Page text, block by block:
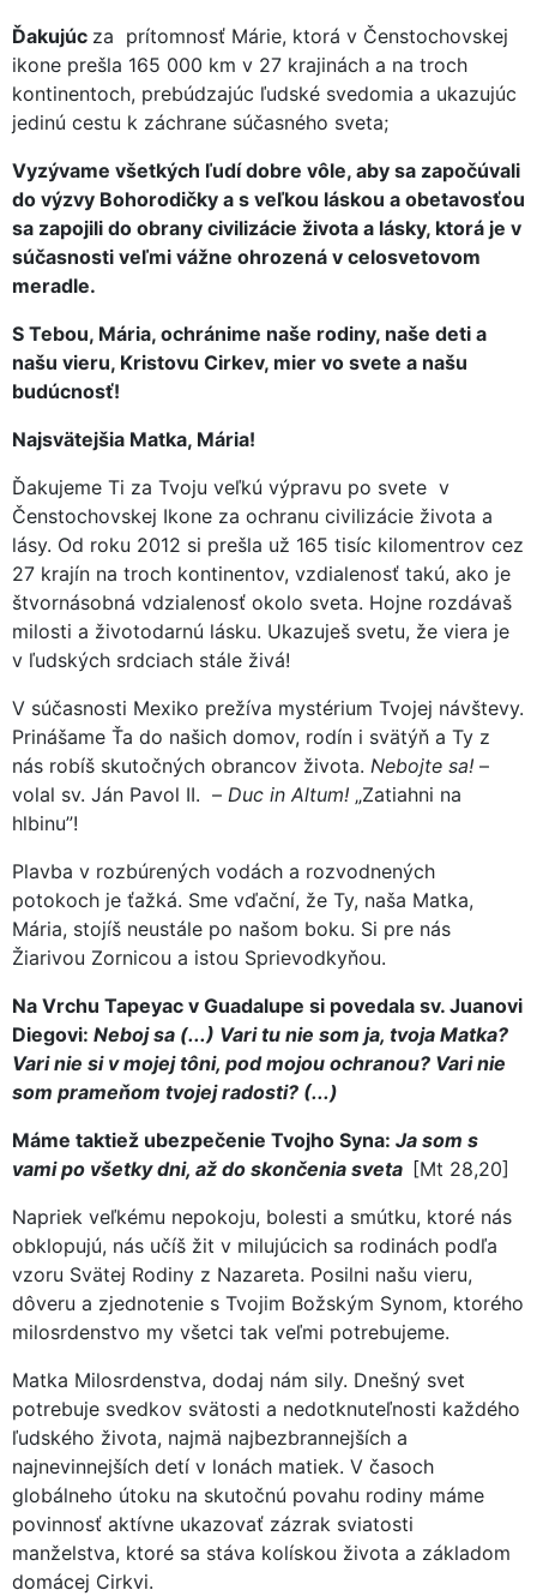
Ďakujúc za prítomnosť Márie, ktorá v Čenstochovskej
ikone prešla 165 000 km v 27 krajinách a na troch
kontinentoch, prebúdzajúc ľudské svedomia a ukazujúc
jedinú cestu k záchrane súčasného sveta;
Vyzývame všetkých ľudí dobre vôle, aby sa započúvali
do výzvy Bohorodičky a s veľkou láskou a obetavosťou
sa zapojili do obrany civilizácie života a lásky, ktorá je v
súčasnosti veľmi vážne ohrozená v celosvetovom
meradle.
S Tebou, Mária, ochránime naše rodiny, naše deti a
našu vieru, Kristovu Cirkev, mier vo svete a našu
budúcnosť!
Najsvätejšia Matka, Mária!
Ďakujeme Ti za Tvoju veľkú výpravu po svete v
Čenstochovskej Ikone za ochranu civilizácie života a
lásy. Od roku 2012 si prešla už 165 tisíc kilomentrov cez
27 krajín na troch kontinentov, vzdialenosť takú, ako je
štvornásobná vdzialenosť okolo sveta. Hojne rozdávaš
milosti a životodarnú lásku. Ukazuješ svetu, že viera je
v ľudských srdciach stále živá!
V súčasnosti Mexiko prežíva mystérium Tvojej návštevy.
Prinášame Ťa do našich domov, rodín i svätýň a Ty z
nás robíš skutočných obrancov života. Nebojte sa! –
volal sv. Ján Pavol II. – Duc in Altum! „Zatiahni na
hlbinu”!
Plavba v rozbúrených vodách a rozvodnených
potokoch je ťažká. Sme vďační, že Ty, naša Matka,
Mária, stojíš neustále po našom boku. Si pre nás
Žiarivou Zornicou a istou Sprievodkyňou.
Na Vrchu Tapeyac v Guadalupe si povedala sv. Juanovi
Diegovi: Neboj sa (...) Vari tu nie som ja, tvoja Matka?
Vari nie si v mojej tôni, pod mojou ochranou? Vari nie
som prameňom tvojej radosti? (...)
Máme taktiež ubezpečenie Tvojho Syna: Ja som s
vami po všetky dni, až do skončenia sveta [Mt 28,20]
Napriek veľkému nepokoju, bolesti a smútku, ktoré nás
obklopujú, nás učíš žit v milujúcich sa rodinách podľa
vzoru Svätej Rodiny z Nazareta. Posilni našu vieru,
dôveru a zjednotenie s Tvojim Božským Synom, ktorého
milosrdenstvo my všetci tak veľmi potrebujeme.
Matka Milosrdenstva, dodaj nám sily. Dnešný svet
potrebuje svedkov svätosti a nedotknuteľnosti každého
ľudského života, najmä najbezbrannejších a
najnevinnejších detí v lonách matiek. V časoch
globálneho útoku na skutočnú povahu rodiny máme
povinnosť aktívne ukazovať zázrak sviatosti
manželstva, ktoré sa stáva kolískou života a základom
domácej Cirkvi.